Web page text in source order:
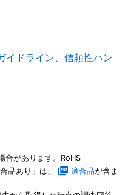
イドライン、信頼性ハン
合があります。RoHS
品あり」は、
適合品が含ま